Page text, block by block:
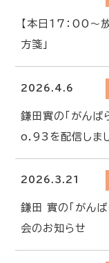
【本日17：00～
方箋」
2026.4.6
鎌田實の「がんば
o.93を配信しま
2026.3.21
鎌田 實の「がん
会のお知らせ